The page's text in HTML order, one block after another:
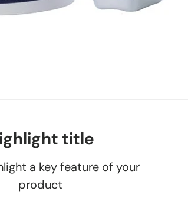
title
a key feature of your
product